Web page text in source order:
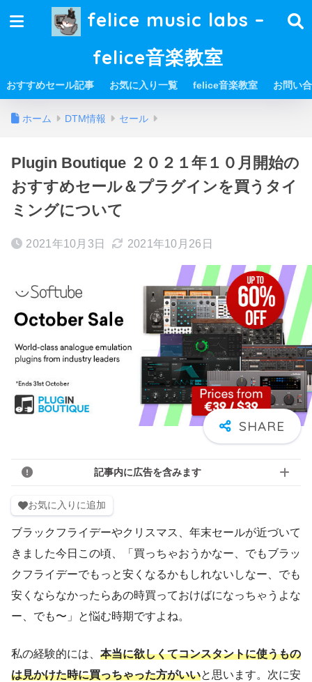
felice music labs –
felice音楽教室
おすすめセール記事 お気に入り一覧 felice音楽教室 お問い
ホーム DTM情報 セール
Plugin Boutique ２０２１年１０月開始の
おすすめセール＆プラグインを買うタイ
ミングについて
2021年10月3日 2021年10月26日
記事内に広告を含みます
お気に入りに追加
ブラックフライデーやクリスマス、年末セールが近づいて
きました今日この頃、「買っちゃおうかなー、でもブラッ
クフライデーでもっと安くなるかもしれないしなー、でも
安くならなかったらあの時買っておけばになっちゃうよな
ー、でも〜」と悩む時期ですよね。
私の経験的には、 本当に欲しくてコンスタントに使うもの
は見かけた時に買っちゃった方がいいと思います。次に安